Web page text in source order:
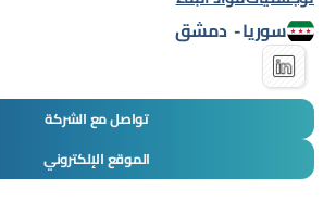
سوريا- دمشق
تواصل مع الشركة
الموقع الإلكتروني